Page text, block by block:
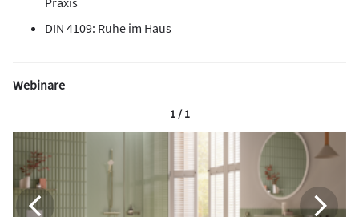
DIN 4109: Ruhe im Haus
Webinare
1 / 1